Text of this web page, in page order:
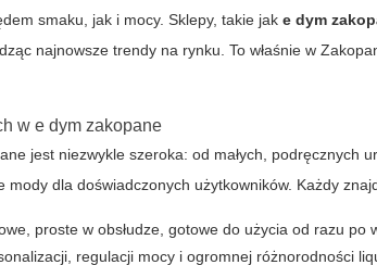
smaku, jak i mocy. Sklepy, takie jake dym
najnowsze trendy na rynku. To właśnie w
w e dym zakopane
jest niezwykle szeroka: od małych, podręcznych
mody dla doświadczonych użytkowników. Każdy
proste w obsłudze, gotowe do użycia od razu po
regulacji mocy i ogromnej różnorodności